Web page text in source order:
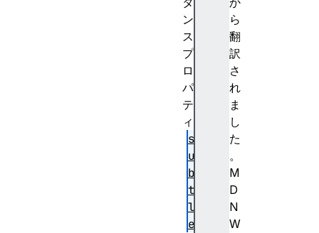
ら
翻
訳
さ
れ
ま
し
た
。
M
D
N
W
ン
ス
プ
ロ
パ
テ
ィ
s
u
b
t
l
e